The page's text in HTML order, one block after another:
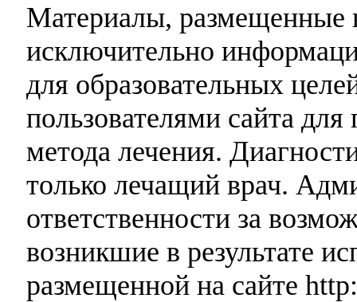
Материалы, размещенные
исключительно
для образовательных
пользователями сайта
метода лечения.
только лечащий врач.
ответственности за
возникшие в результате
размещенной на сайте